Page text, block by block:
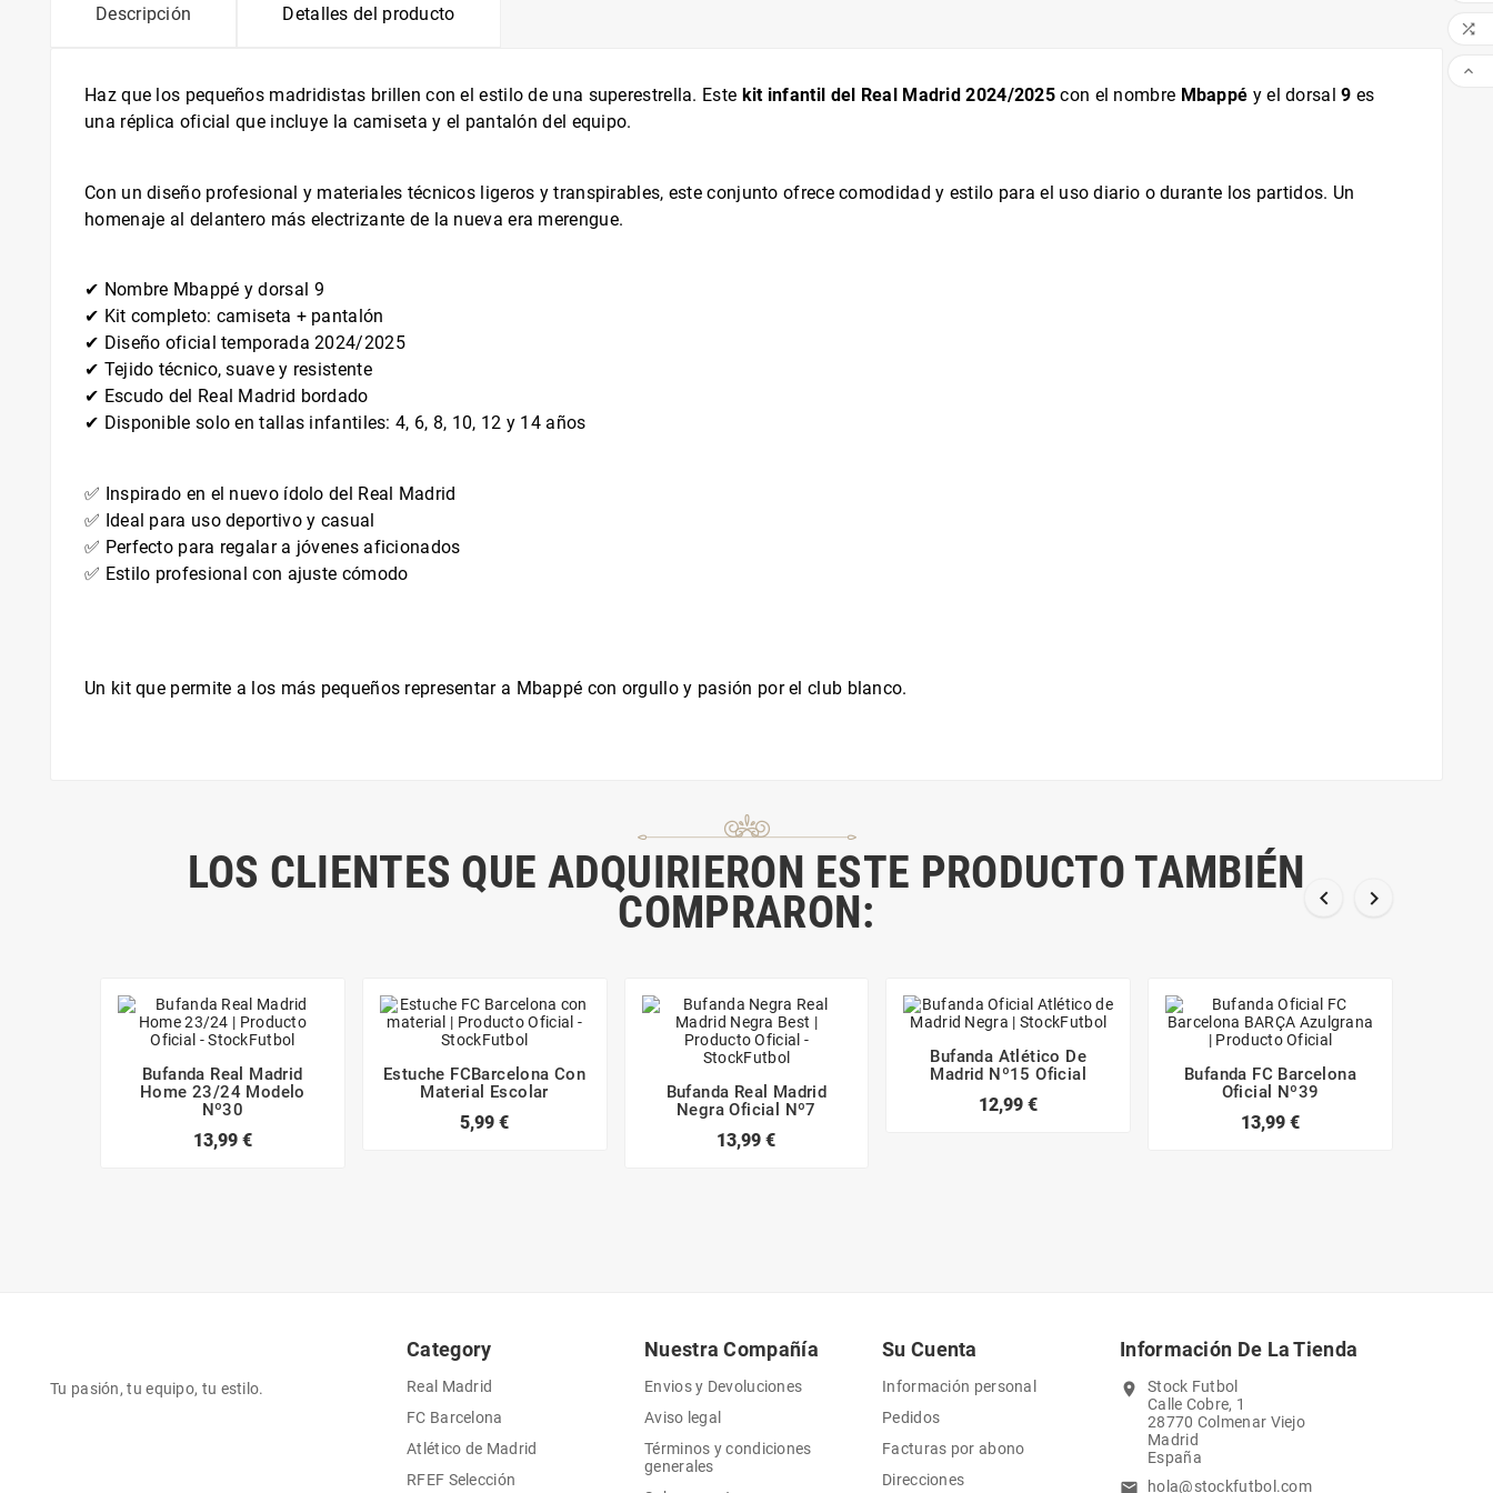
Descripción Detalles del producto
Haz que los pequeños madridistas brillen con el estilo de una superestrella. Este kit infantil del Real Madrid 2024/2025 con el nombre Mbappé y el dorsal9 es
una réplica oficial que incluye la camiseta y el pantalón del equipo.
Con un diseño profesional y materiales técnicos ligeros y transpirables, este conjunto ofrece comodidad y estilo para el uso diario o durante los partidos. Un
homenaje al delantero más electrizante de la nueva era merengue.
✔ Nombre Mbappé y dorsal 9
✔ Kit completo: camiseta + pantalón
✔ Diseño oficial temporada 2024/2025
✔ Tejido técnico, suave y resistente
✔ Escudo del Real Madrid bordado
✔ Disponible solo en tallas infantiles: 4, 6, 8, 10, 12 y 14 años
✅ Inspirado en el nuevo ídolo del Real Madrid
✅ Ideal para uso deportivo y casual
✅ Perfecto para regalar a jóvenes aficionados
✅ Estilo profesional con ajuste cómodo
Un kit que permite a los más pequeños representar a Mbappé con orgullo y pasión por el club blanco.
LOS CLIENTES QUE ADQUIRIERON ESTE PRODUCTO TAMBIÉN
COMPRARON:  
Bufanda Real Madrid
Home 23/24 Modelo
Nº30
13,99 €
Estuche FCBarcelona Con
Material Escolar
5,99 €
Bufanda Real Madrid
Negra Oficial Nº7
13,99 €
Bufanda Atlético De
Madrid Nº15 Oficial
12,99 €
Bufanda FC Barcelona
Oficial Nº39
13,99 €
Tu pasión, tu equipo, tu estilo.
Category
Real Madrid
FC Barcelona
Atlético de Madrid
RFEF Selección
Nuestra Compañía
Envios y Devoluciones
Aviso legal
Términos y condiciones
generales
Su Cuenta
Información personal
Pedidos
Facturas por abono
Direcciones
Información De La Tienda
location_on
Stock Futbol
Calle Cobre, 1
28770 Colmenar Viejo
Madrid
España
email hola@stockfutbol.com

